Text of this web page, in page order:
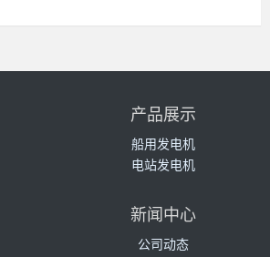
产品展示
船用发电机
电站发电机
新闻中心
公司动态